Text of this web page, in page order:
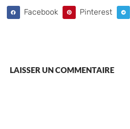
Facebook Pinterest
LAISSER UN COMMENTAIRE